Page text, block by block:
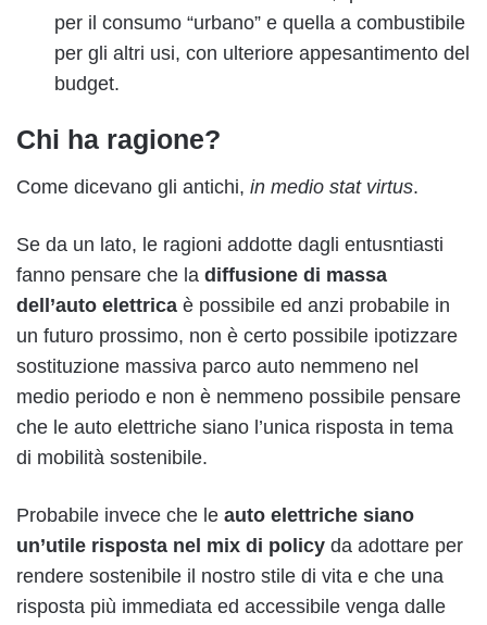
per il consumo “urbano” e quella a combustibile
per gli altri usi, con ulteriore appesantimento del
budget.
Chi ha ragione?
Come dicevano gli antichi, in medio stat virtus.
Se da un lato, le ragioni addotte dagli entusntiasti
fanno pensare che la diffusione di massa
dell’auto elettrica è possibile ed anzi probabile in
un futuro prossimo, non è certo possibile ipotizzare
sostituzione massiva parco auto nemmeno nel
medio periodo e non è nemmeno possibile pensare
che le auto elettriche siano l’unica risposta in tema
di mobilità sostenibile.
Probabile invece che le auto elettriche siano
un’utile risposta nel mix di policy da adottare per
rendere sostenibile il nostro stile di vita e che una
risposta più immediata ed accessibile venga dalle